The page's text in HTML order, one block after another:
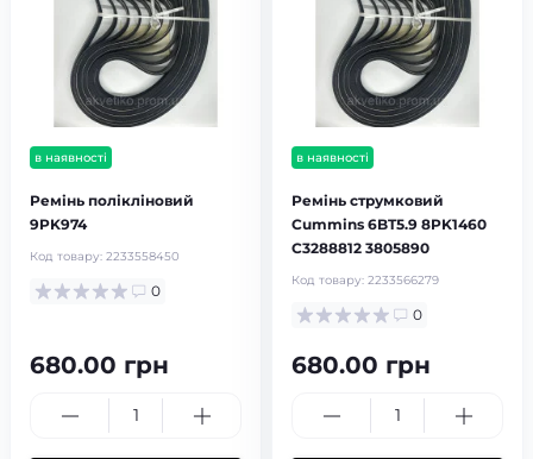
в наявності
Ремінь полікліновий
9PK974
Код товару: 2233558450
0
680.00 грн
в наявності
Ремінь струмковий
Cummins 6BT5.9 8PK1460
C3288812 3805890
Код товару: 2233566279
0
680.00 грн